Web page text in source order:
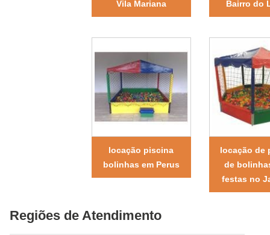
Vila Mariana
Bairro do
locação piscina
bolinhas em Perus
locação de
de
festas no
Regiões de Atendimento